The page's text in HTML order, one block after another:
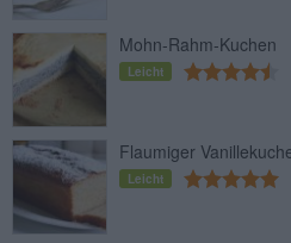
Mohn-Rahm-Kuchen
Leicht
Flaumiger
Leicht